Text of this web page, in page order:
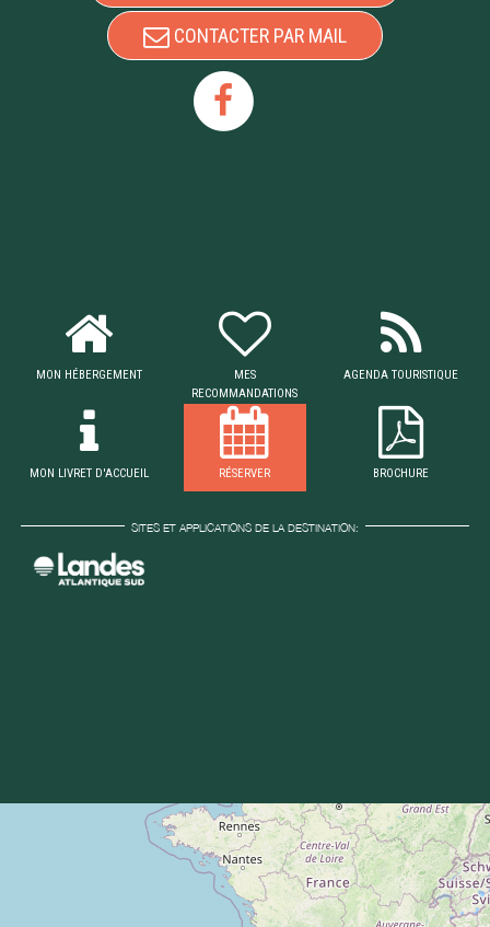
CONTACTER PAR MAIL
MON HÉBERGEMENT
MES
RECOMMANDATIONS
AGENDA TOURISTIQUE
MON LIVRET D'ACCUEIL RÉSERVER BROCHURE
SITES ET APPLICATIONS DE LA DESTINATION: